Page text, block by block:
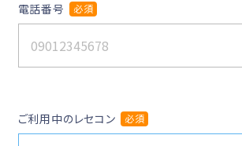
電話番号 必須
ご利用中のレセコン 必須